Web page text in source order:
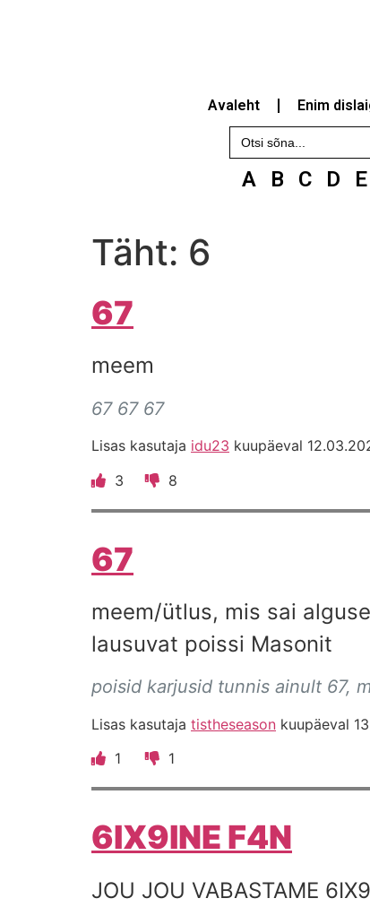
Avaleht Enim
Search
for:
A B C D E
Täht: 6
67
meem
67 67 67
Lisas kasutaja idu23 kuupäeval
3
8
67
meem/ütlus, mis sai
lausuvat poissi Masonit
poisid karjusid tunnis ainult 67,
Lisas kasutaja tistheseason kuupäeval
1
1
6IX9INE F4N
JOU JOU VABASTAME